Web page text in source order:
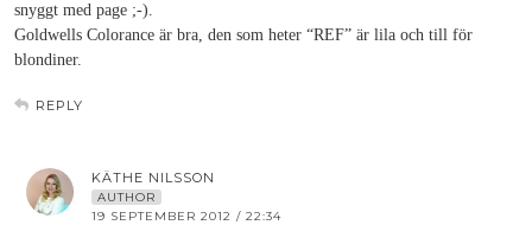
snyggt med page ;-).
Goldwells Colorance är bra, den som heter “REF” är lila och till för
blondiner.
REPLY
KÄTHE NILSSON
AUTHOR
19 SEPTEMBER 2012 / 22:34